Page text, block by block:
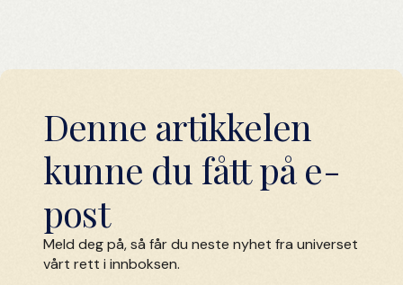
Denne artikkelen
kunne du fått på e-
post
Meld deg på, så får du neste nyhet fra universet
vårt rett i innboksen.